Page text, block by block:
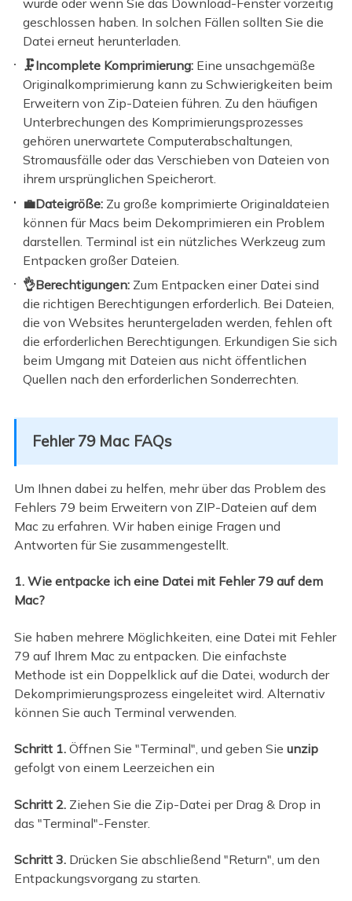
geschlossen haben. In solchen Fällen sollten Sie die
Datei erneut herunterladen.
🗜️Incomplete Komprimierung: Eine unsachgemäße
Originalkomprimierung kann zu Schwierigkeiten beim
Erweitern von Zip-Dateien führen. Zu den häufigen
Unterbrechungen des Komprimierungsprozesses
gehören unerwartete Computerabschaltungen,
Stromausfälle oder das Verschieben von Dateien von
ihrem ursprünglichen Speicherort.
💼Dateigröße: Zu große komprimierte Originaldateien
können für Macs beim Dekomprimieren ein Problem
darstellen. Terminal ist ein nützliches Werkzeug zum
Entpacken großer Dateien.
👌Berechtigungen: Zum Entpacken einer Datei sind
die richtigen Berechtigungen erforderlich. Bei Dateien,
die von Websites heruntergeladen werden, fehlen oft
die erforderlichen Berechtigungen. Erkundigen Sie sich
beim Umgang mit Dateien aus nicht öffentlichen
Quellen nach den erforderlichen Sonderrechten.
Fehler 79 Mac FAQs
Um Ihnen dabei zu helfen, mehr über das Problem des
Fehlers 79 beim Erweitern von ZIP-Dateien auf dem
Mac zu erfahren. Wir haben einige Fragen und
Antworten für Sie zusammengestellt.
1. Wie entpacke ich eine Datei mit Fehler 79 auf dem
Mac?
Sie haben mehrere Möglichkeiten, eine Datei mit Fehler
79 auf Ihrem Mac zu entpacken. Die einfachste
Methode ist ein Doppelklick auf die Datei, wodurch der
Dekomprimierungsprozess eingeleitet wird. Alternativ
können Sie auch Terminal verwenden.
Schritt 1.Öffnen Sie "Terminal", und geben Sie unzip
gefolgt von einem Leerzeichen ein
Schritt 2.Ziehen Sie die Zip-Datei per Drag & Drop in
das "Terminal"-Fenster.
Schritt 3.Drücken Sie abschließend "Return", um den
Entpackungsvorgang zu starten.